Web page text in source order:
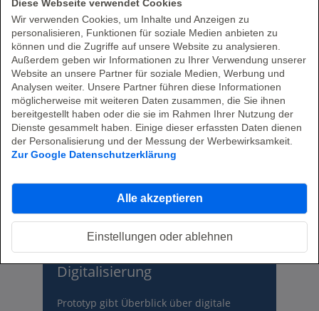
Diese Webseite verwendet Cookies
Wir verwenden Cookies, um Inhalte und Anzeigen zu
personalisieren, Funktionen für soziale Medien anbieten zu
können und die Zugriffe auf unsere Website zu analysieren.
Außerdem geben wir Informationen zu Ihrer Verwendung unserer
Website an unsere Partner für soziale Medien, Werbung und
Analysen weiter. Unsere Partner führen diese Informationen
möglicherweise mit weiteren Daten zusammen, die Sie ihnen
bereitgestellt haben oder die sie im Rahmen Ihrer Nutzung der
Dienste gesammelt haben. Einige dieser erfassten Daten dienen
der Personalisierung und der Messung der Werbewirksamkeit.
Zur Google Datenschutzerklärung
Alle akzeptieren
Einstellungen oder ablehnen
Ein Use Case aus dem Public Sector
Zum Fachartikel
Ein Navigator für die
Digitalisierung
Prototyp gibt Überblick über digitale